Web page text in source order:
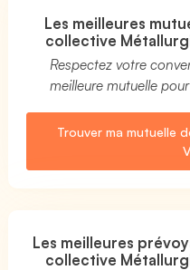
Les meilleures
collective
Respectez votre
meilleure mutuelle
Trouver ma mutuelle
Les meilleures
collective